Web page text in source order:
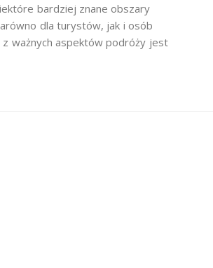
bardziej znane obszary
dla turystów, jak i osób
ważnych aspektów podróży jest